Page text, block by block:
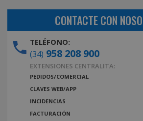
CONTACTE CON
TELÉFONO:
(34) 958 208 900
EXTENSIONES CENTRALITA:
PEDIDOS/COMERCIAL
CLAVES WEB/APP
INCIDENCIAS
FACTURACIÓN